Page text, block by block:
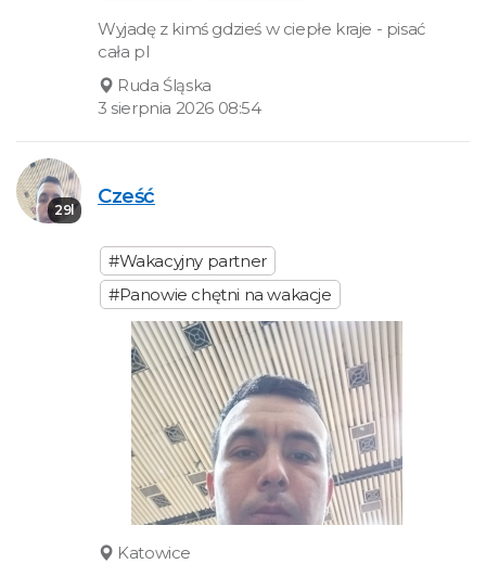
Wyjadę z kimś gdzieś w ciepłe kraje - pisać
cała pl
Ruda Śląska
3 sierpnia 2026 08:54
29l
Cześć
#Wakacyjny partner
#Panowie chętni na wakacje
Katowice